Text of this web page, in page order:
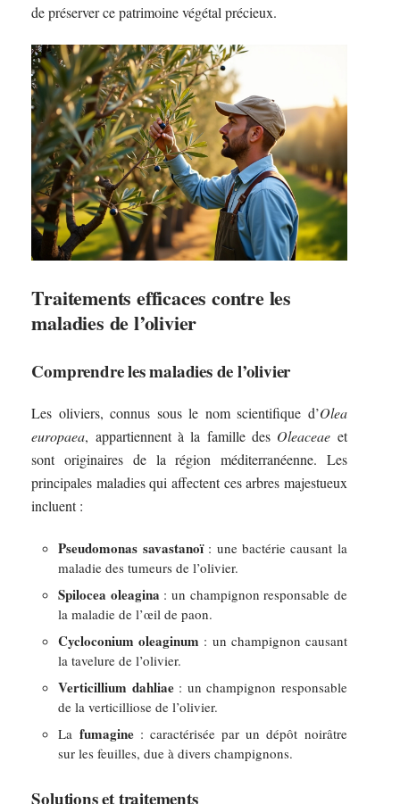
de préserver ce patrimoine végétal précieux.
Traitements efficaces contre les
maladies de l’olivier
Comprendre les maladies de l’olivier
Les oliviers, connus sous le nom scientifique d’Olea
europaea, appartiennent à la famille des Oleaceae et
sont originaires de la région méditerranéenne. Les
principales maladies qui affectent ces arbres majestueux
incluent :
Pseudomonas savastanoï: une bactérie causant la
maladie des tumeurs de l’olivier.
Spilocea oleagina : un champignon responsable de
la maladie de l’œil de paon.
Cycloconium oleaginum : un champignon causant
la tavelure de l’olivier.
Verticillium dahliae: un champignon responsable
de la verticilliose de l’olivier.
La fumagine: caractérisée par un dépôt noirâtre
sur les feuilles, due à divers champignons.
Solutions et traitements